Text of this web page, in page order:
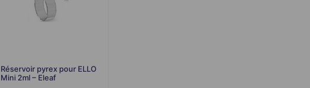
Réservoir pyrex pour ELLO
Mini 2ml – Eleaf